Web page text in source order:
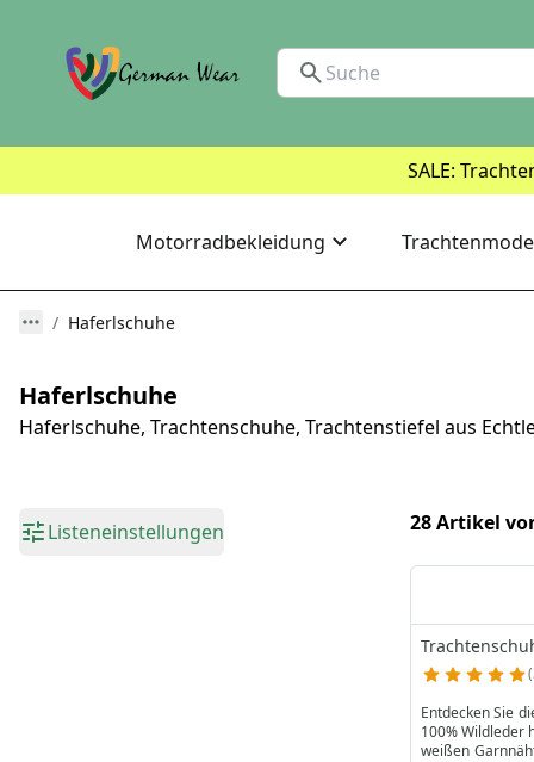
SALE:
Motorradbekleidung Trachtenmode
Haferlschuhe
Haferlschuhe
Haferlschuhe, Trachtenschuhe, Trachtenstiefel aus
Listeneinstellungen 28 Artikel
Entdecken Sie
100% Wildleder
weißen